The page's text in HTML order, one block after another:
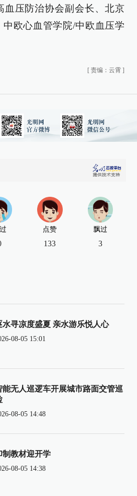
血压防治协会副会长、北京
欧心血管学院/中欧血压学
[ 责编：云霄 ]
点赞
133
飘过
3
水寻凉度盛夏 亲水游乐悦人心
08-05 15:01
能无人巡逻车开展城市路面交管巡
08-05 14:48
制教材迎开学
08-05 14:38